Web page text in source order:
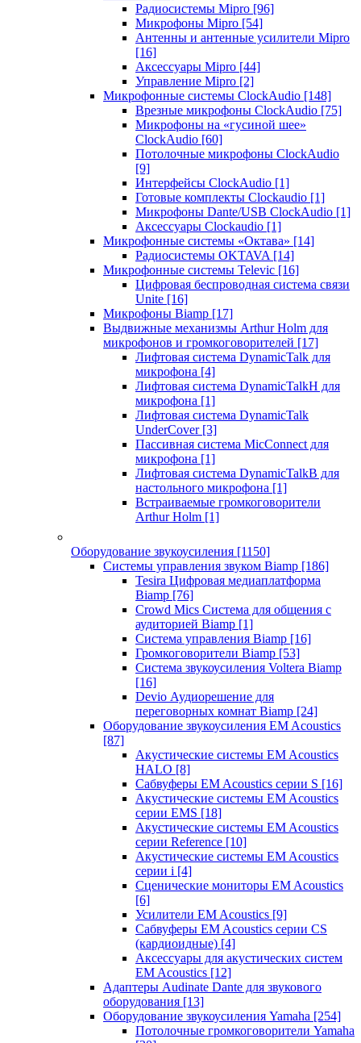
Радиосистемы Mipro [96]
Микрофоны Mipro [54]
Антенны и антенные усилители Mipro
[16]
Аксессуары Mipro [44]
Управление Mipro [2]
Микрофонные системы ClockAudio [148]
Врезные микрофоны ClockAudio [75]
Микрофоны на «гусиной шее»
ClockAudio [60]
Потолочные микрофоны ClockAudio
[9]
Интерфейсы ClockAudio [1]
Готовые комплекты Clockaudio [1]
Микрофоны Dante/USB ClockAudio [1]
Аксессуары Clockaudio [1]
Микрофонные системы «Октава» [14]
Радиосистемы OKTAVA [14]
Микрофонные системы Televic [16]
Цифровая беспроводная система связи
Unite [16]
Микрофоны Biamp [17]
Выдвижные механизмы Arthur Holm для
микрофонов и громкоговорителей [17]
Лифтовая система DynamicTalk для
микрофона [4]
Лифтовая система DynamicTalkH для
микрофона [1]
Лифтовая система DynamicTalk
UnderCover [3]
Пассивная система MicConnect для
микрофона [1]
Лифтовая система DynamicTalkB для
настольного микрофона [1]
Встраиваемые громкоговорители
Arthur Holm [1]
Оборудование звукоусиления [1150]
Системы управления звуком Biamp [186]
Tesira Цифровая медиаплатформа
Biamp [76]
Crowd Mics Система для общения с
аудиторией Biamp [1]
Система управления Biamp [16]
Громкоговорители Biamp [53]
Система звукоусиления Voltera Biamp
[16]
Devio Аудиорешение для
переговорных комнат Biamp [24]
Оборудование звукоусиления EM Acoustics
[87]
Акустические системы EM Acoustics
HALO [8]
Сабвуферы EM Acoustics серии S [16]
Акустические системы EM Acoustics
серии EMS [18]
Акустические системы EM Acoustics
серии Reference [10]
Акустические системы EM Acoustics
серии i [4]
Сценические мониторы EM Acoustics
[6]
Усилители EM Acoustics [9]
Сабвуферы EM Acoustics серии CS
(кардиоидные) [4]
Аксессуары для акустических систем
EM Acoustics [12]
Адаптеры Audinate Dante для звукового
оборудования [13]
Оборудование звукоусиления Yamaha [254]
Потолочные громкоговорители Yamaha